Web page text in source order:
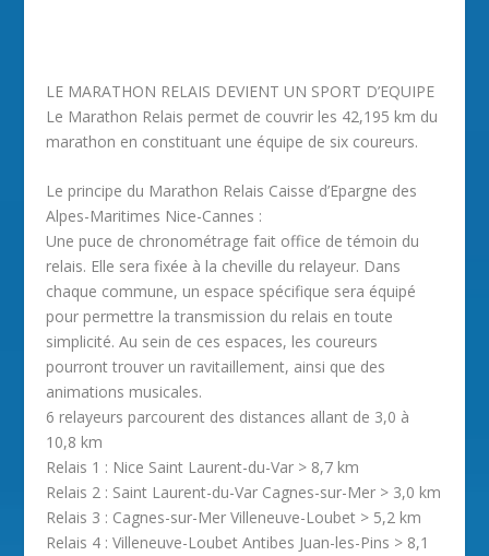
LE MARATHON RELAIS DEVIENT UN SPORT D’EQUIPE
Le Marathon Relais permet de couvrir les 42,195 km du
marathon en constituant une équipe de six coureurs.
Le principe du Marathon Relais Caisse d’Epargne des
Alpes-Maritimes Nice-Cannes :
Une puce de chronométrage fait office de témoin du
relais. Elle sera fixée à la cheville du relayeur. Dans
chaque commune, un espace spécifique sera équipé
pour permettre la transmission du relais en toute
simplicité. Au sein de ces espaces, les coureurs
pourront trouver un ravitaillement, ainsi que des
animations musicales.
6 relayeurs parcourent des distances allant de 3,0 à
10,8 km
Relais 1 : Nice Saint Laurent-du-Var > 8,7 km
Relais 2 : Saint Laurent-du-Var Cagnes-sur-Mer > 3,0 km
Relais 3 : Cagnes-sur-Mer Villeneuve-Loubet > 5,2 km
Relais 4 : Villeneuve-Loubet Antibes Juan-les-Pins > 8,1